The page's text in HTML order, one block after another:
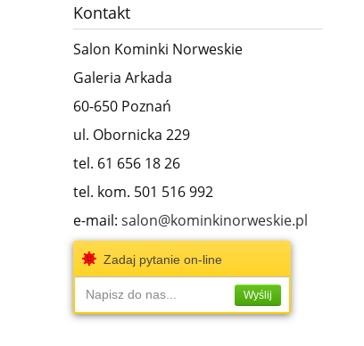
Kontakt
Salon Kominki Norweskie
Galeria Arkada
60-650 Poznań
ul. Obornicka 229
tel. 61 656 18 26
tel. kom. 501 516 992
e-mail: salon@kominkinorweskie.pl
Zadaj pytanie on-line
Napisz do nas... Wyślij